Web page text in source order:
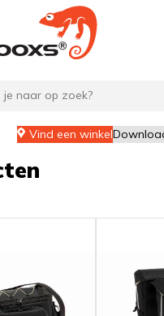
Vind een winkel